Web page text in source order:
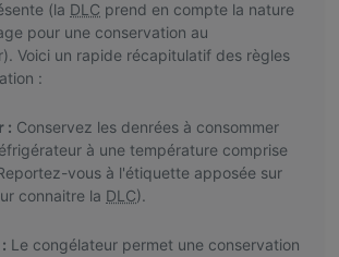
(la DLC prend en compte la nature
pour une conservation au
Voici un rapide récapitulatif des règles
:
: Conservez les denrées à consommer
à une température comprise
vous à l'étiquette apposée sur
connaitre la DLC).
Le congélateur permet une conservation